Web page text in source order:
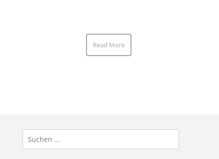
Read More
Suchen
nach: